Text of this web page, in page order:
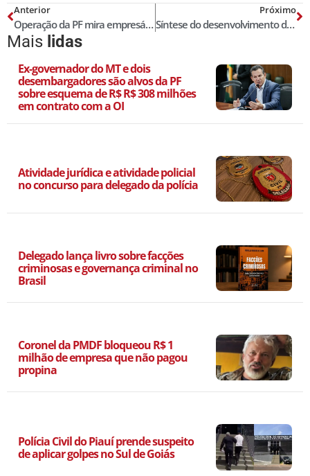
Anterior
Operação da PF mira empresários, jogadores e apostadores que manipularam partidas de futebol; grupo movimentou R$ 11 milhões
Próximo
Síntese do desenvolvimento dos trabalhos políticos e legislativos da Lei Orgânica Nacional das Polícias Civis
Mais lidas
Ex-governador do MT e dois
desembargadores são alvos da PF
sobre esquema de R$ R$ 308 milhões
em contrato com a OI
Atividade jurídica e atividade policial
no concurso para delegado da polícia
Delegado lança livro sobre facções
criminosas e governança criminal no
Brasil
Coronel da PMDF bloqueou R$ 1
milhão de empresa que não pagou
propina
Polícia Civil do Piauí prende suspeito
de aplicar golpes no Sul de Goiás